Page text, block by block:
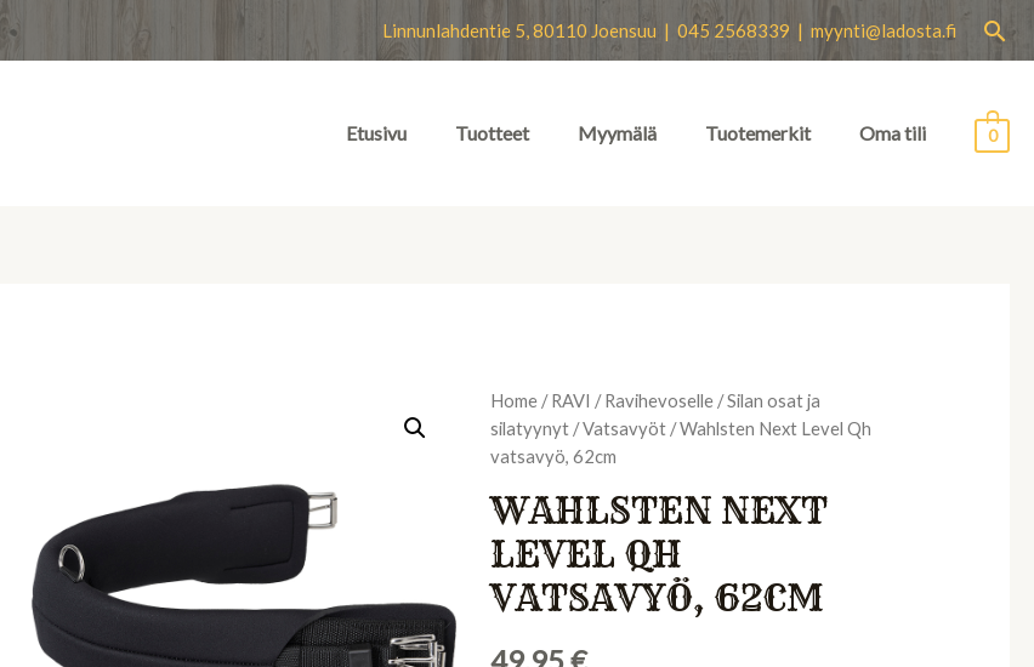
Linnunlahdentie 5, 80110 Joensuu | 045 2568339 | myynti@ladosta.fi Hae
Etusivu Tuotteet Myymälä Tuotemerkit Oma tili 0
Home/RAVI /Ravihevoselle/Silan osat ja
silatyynyt/Vatsavyöt/ Wahlsten Next Level Qh
vatsavyö, 62cm
WAHLSTEN NEXT
LEVEL QH
VATSAVYÖ, 62CM